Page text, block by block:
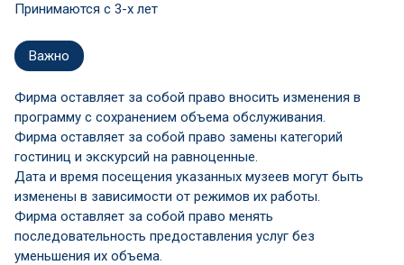
Принимаются c 3-х лет
Важно
Фирма оставляет за собой право вносить изменения в
программу с сохранением объема обслуживания.
Фирма оставляет за собой право замены категорий
гостиниц и экскурсий на равноценные.
Дата и время посещения указанных музеев могут быть
изменены в зависимости от режимов их работы.
Фирма оставляет за собой право менять
последовательность предоставления услуг без
уменьшения их объема.